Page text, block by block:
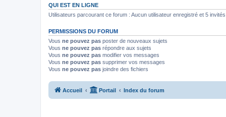
QUI EST EN LIGNE
Utilisateurs parcourant ce forum : Aucun utilisateur enregistré et 5 invités
PERMISSIONS DU FORUM
Vous ne pouvez pas poster de nouveaux sujets
Vous ne pouvez pas répondre aux sujets
Vous ne pouvez pas modifier vos messages
Vous ne pouvez pas supprimer vos messages
Vous ne pouvez pas joindre des fichiers
Accueil Portail Index du forum